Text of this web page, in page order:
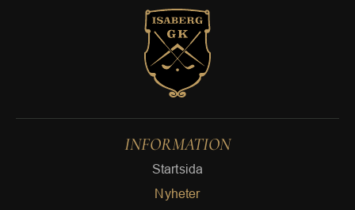
INFORMATION
Startsida
Nyheter